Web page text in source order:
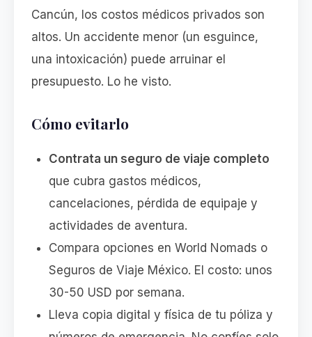
Cancún, los costos médicos privados son
altos. Un accidente menor (un esguince,
una intoxicación) puede arruinar el
presupuesto. Lo he visto.
Cómo evitarlo
Contrata un seguro de viaje completo
que cubra gastos médicos,
cancelaciones, pérdida de equipaje y
actividades de aventura.
Compara opciones en World Nomads o
Seguros de Viaje México. El costo: unos
30-50 USD por semana.
Lleva copia digital y física de tu póliza y